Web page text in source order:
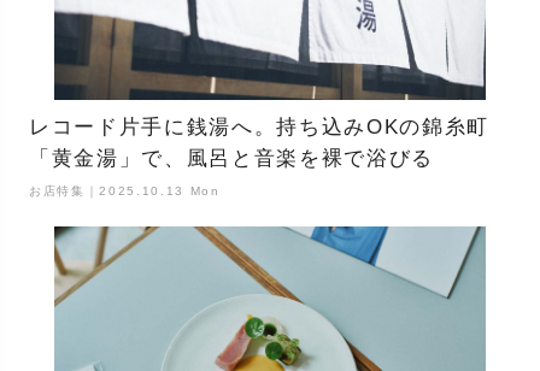
レコード片手に銭湯へ。持ち込みOKの錦糸町
「黄金湯」で、風呂と音楽を裸で浴びる
お店特集｜2025.10.13 Mon